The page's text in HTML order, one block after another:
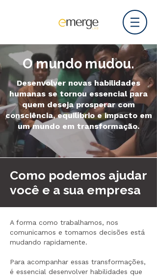
O mundo mudou.
Desenvolver novas habilidades
humanas se tornou essencial para
quem deseja prosperar com
consciência, equilíbrio e impacto em
um mundo em transformação.
Como podemos ajudar
você e a sua empresa
A forma como trabalhamos, nos
comunicamos e tomamos decisões está
mudando rapidamente.
Para acompanhar essas transformações,
é essencial desenvolver habilidades que